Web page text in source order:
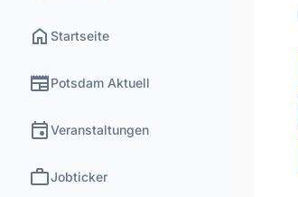
home Startseite
newspaperPotsdam Aktuell
eventVeranstaltungen
workJobticker